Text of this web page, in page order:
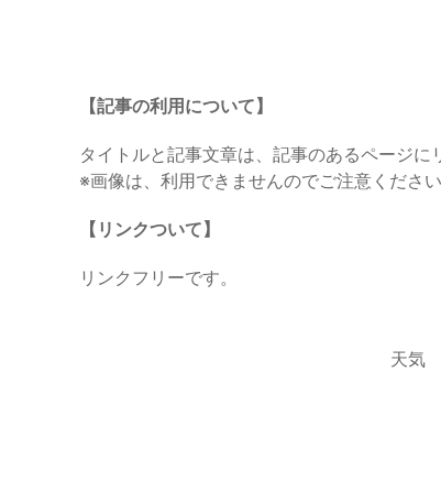
【記事の利用について】
タイトルと記事文章は、記事のあるページに
※画像は、利用できませんのでご注意ください
【リンクついて】
リンクフリーです。
天気